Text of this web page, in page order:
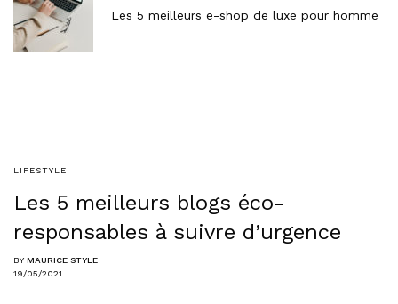
Les 5 meilleurs e-shop de luxe pour homme
LIFESTYLE
Les 5 meilleurs blogs éco-
responsables à suivre d’urgence
BY MAURICE STYLE
19/05/2021